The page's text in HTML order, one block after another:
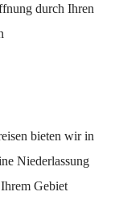
durch Ihren
bieten wir in
Niederlassung
Gebiet